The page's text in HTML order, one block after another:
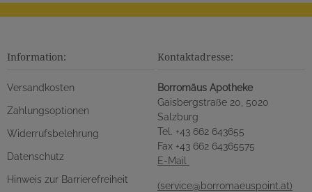
Information:
Versandkosten
Zahlungsoptionen
Widerrufsbelehrung
Datenschutz
Hinweis zur Barrierefreiheit
Kontaktadresse:
Borromäus Apotheke
Gaisbergstraße 20, 5020
Salzburg
Tel. +43 662 643655
Fax +43 662 64365575
E-Mail
(service@borromaeuspoint.at)